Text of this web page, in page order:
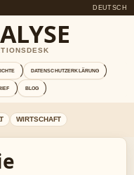
DEUTSCH
DATENSCHUTZERKLÄRUNG
BLOG
WIRTSCHAFT